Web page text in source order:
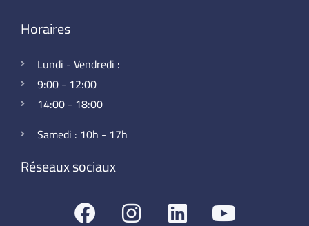
Horaires
Lundi - Vendredi :
9:00 - 12:00
14:00 - 18:00
Samedi : 10h - 17h
Réseaux sociaux